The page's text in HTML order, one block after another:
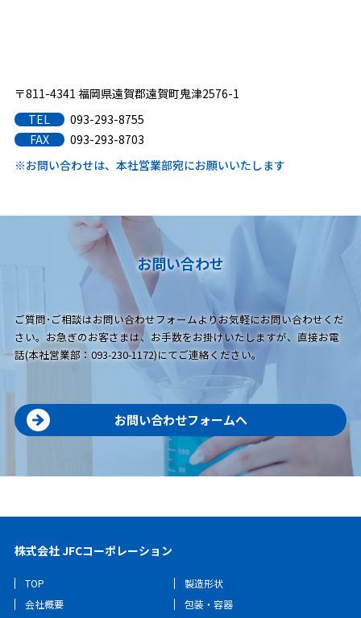
〒811-4341 福岡県遠賀郡遠賀町鬼津2576-1
TEL
093-293-8755
FAX
093-293-8703
※お問い合わせは、本社営業部宛にお願いいたします
お問い合わせ
ご質問･ご相談はお問い合わせフォームよりお気軽にお問い合わせくだ
さい。お急ぎのお客さまは、お手数をお掛けいたしますが、直接お電
話(本社営業部：093-230-1172)にてご連絡ください。
お問い合わせフォームへ
株式会社 JFCコーポレーション
TOP
会社概要
製造形状
包装・容器